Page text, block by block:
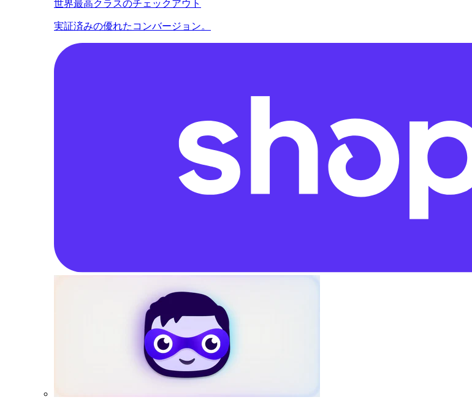
世界最高クラスのチェックアウト
実証済みの優れたコンバージョン。